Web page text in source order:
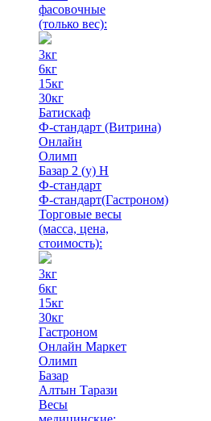
фасовочные
(только вес):
3кг
6кг
15кг
30кг
Батискаф
Ф-стандарт (Витрина)
Онлайн
Олимп
Базар 2 (у) Н
Ф-стандарт
Ф-стандарт(Гастроном)
Торговые весы
(масса, цена,
стоимость):
3кг
6кг
15кг
30кг
Гастроном
Онлайн Маркет
Олимп
Базар
Алтын Тарази
Весы